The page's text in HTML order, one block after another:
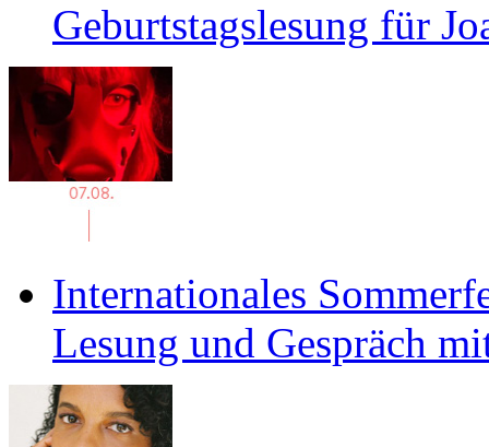
Geburtstagslesung für
Internationales
Lesung und Gespräch